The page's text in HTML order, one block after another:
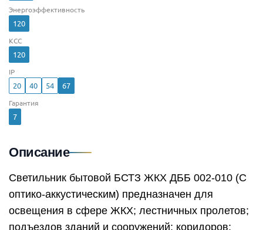
Энергоэффективность
120
КСС
120
IP
20 40 54 67
Гарантия
7
Описание
Светильник бытовой БСТЗ ЖКХ ДББ 002-010 (С
оптико-аккустическим) предназначен для
освещения в сфере ЖКХ; лестничных пролетов;
подъездов зданий и сооружений; коридоров;